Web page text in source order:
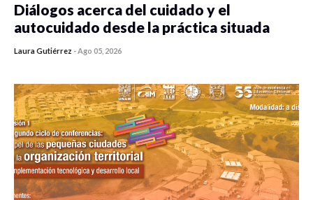
Diálogos acerca del cuidado y el
autocuidado desde la práctica situada
Laura Gutiérrez -Ago 05, 2026